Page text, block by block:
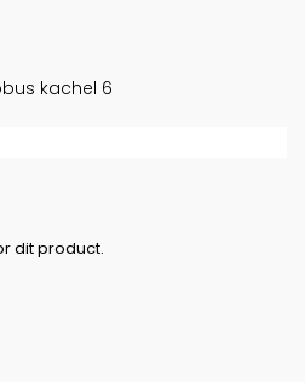
kachel 6